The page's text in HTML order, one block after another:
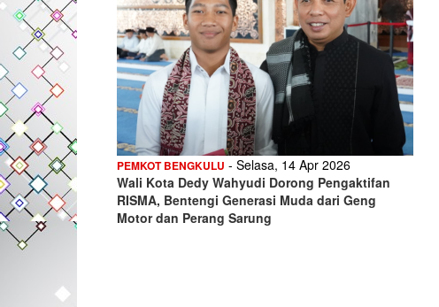
PEMKOT BENGKULU - Selasa, 14 Apr 2026
Wali Kota Dedy Wahyudi Dorong Pengaktifan
RISMA, Bentengi Generasi Muda dari Geng
Motor dan Perang Sarung